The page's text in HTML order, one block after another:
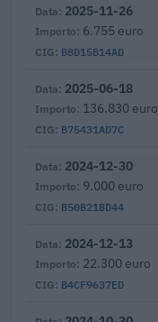
B8D15B14AD
2025-11-26
6.755 euro
B75431AD7C
2025-06-18
136.830 euro
B50B21BD44
2024-12-30
9.000 euro
B4CF9637ED
2024-12-13
22.300 euro